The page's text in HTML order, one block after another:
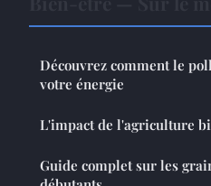
Découvrez comment le
votre énergie
L'impact de l'agriculture
Guide complet sur les